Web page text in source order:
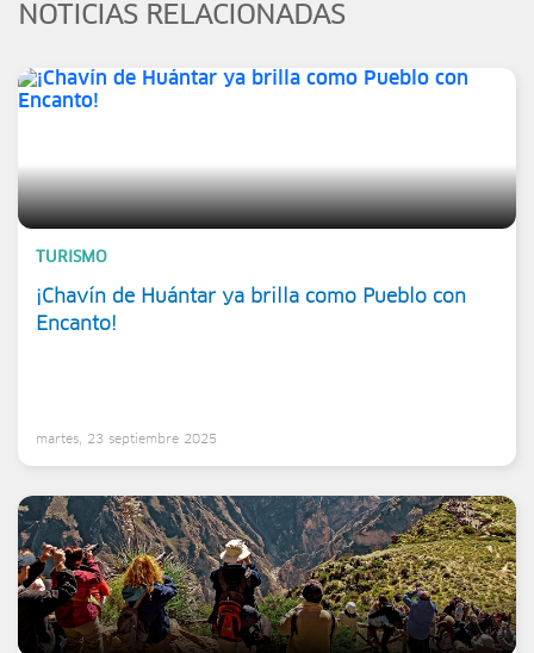
NOTICIAS RELACIONADAS
TURISMO
¡Chavín de Huántar ya brilla como Pueblo con
Encanto!
martes, 23 septiembre 2025